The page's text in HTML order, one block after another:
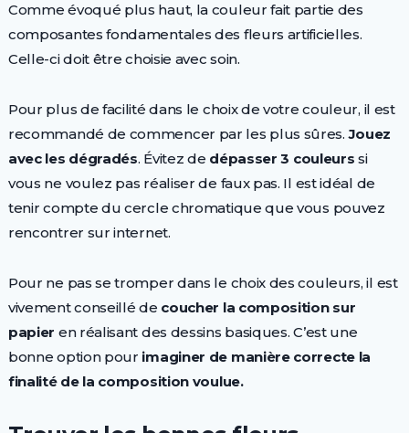
Comme évoqué plus haut, la couleur fait partie des
composantes fondamentales des fleurs artificielles.
Celle-ci doit être choisie avec soin.
Pour plus de facilité dans le choix de votre couleur, il est
recommandé de commencer par les plus sûres.Jouez
avec les dégradés. Évitez de dépasser 3 couleurs si
vous ne voulez pas réaliser de faux pas. Il est idéal de
tenir compte du cercle chromatique que vous pouvez
rencontrer sur internet.
Pour ne pas se tromper dans le choix des couleurs, il est
vivement conseillé de coucher la composition sur
papier en réalisant des dessins basiques. C’est une
bonne option pour imaginer de manière correcte la
finalité de la composition voulue.